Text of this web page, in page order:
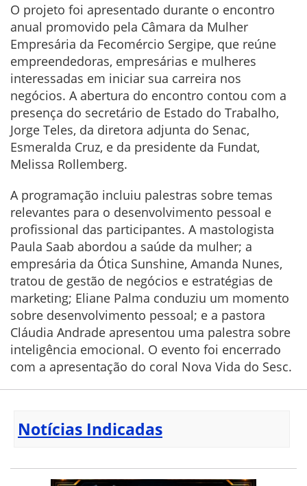
O projeto foi apresentado durante o encontro
anual promovido pela Câmara da Mulher
Empresária da Fecomércio Sergipe, que reúne
empreendedoras, empresárias e mulheres
interessadas em iniciar sua carreira nos
negócios. A abertura do encontro contou com a
presença do secretário de Estado do Trabalho,
Jorge Teles, da diretora adjunta do Senac,
Esmeralda Cruz, e da presidente da Fundat,
Melissa Rollemberg.
A programação incluiu palestras sobre temas
relevantes para o desenvolvimento pessoal e
profissional das participantes. A mastologista
Paula Saab abordou a saúde da mulher; a
empresária da Ótica Sunshine, Amanda Nunes,
tratou de gestão de negócios e estratégias de
marketing; Eliane Palma conduziu um momento
sobre desenvolvimento pessoal; e a pastora
Cláudia Andrade apresentou uma palestra sobre
inteligência emocional. O evento foi encerrado
com a apresentação do coral Nova Vida do Sesc.
Notícias Indicadas